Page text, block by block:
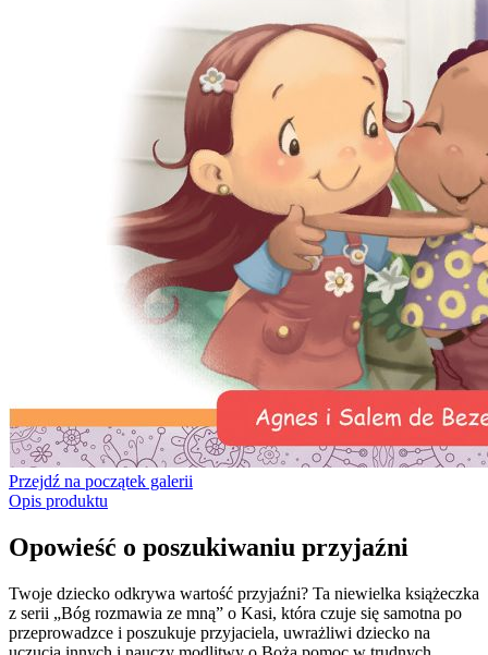
Przejdź na początek galerii
Opis produktu
Opowieść o poszukiwaniu przyjaźni
Twoje dziecko odkrywa wartość przyjaźni? Ta niewielka książeczka
z serii „Bóg rozmawia ze mną” o Kasi, która czuje się samotna po
przeprowadzce i poszukuje przyjaciela, uwrażliwi dziecko na